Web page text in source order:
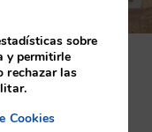
sobre
y permitirle
rechazar las
Cookies